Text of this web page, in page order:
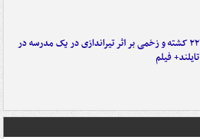
۲۲ کشته و زخمی بر اثر تیراندازی در یک مدرسه در
تایلند+ فیلم